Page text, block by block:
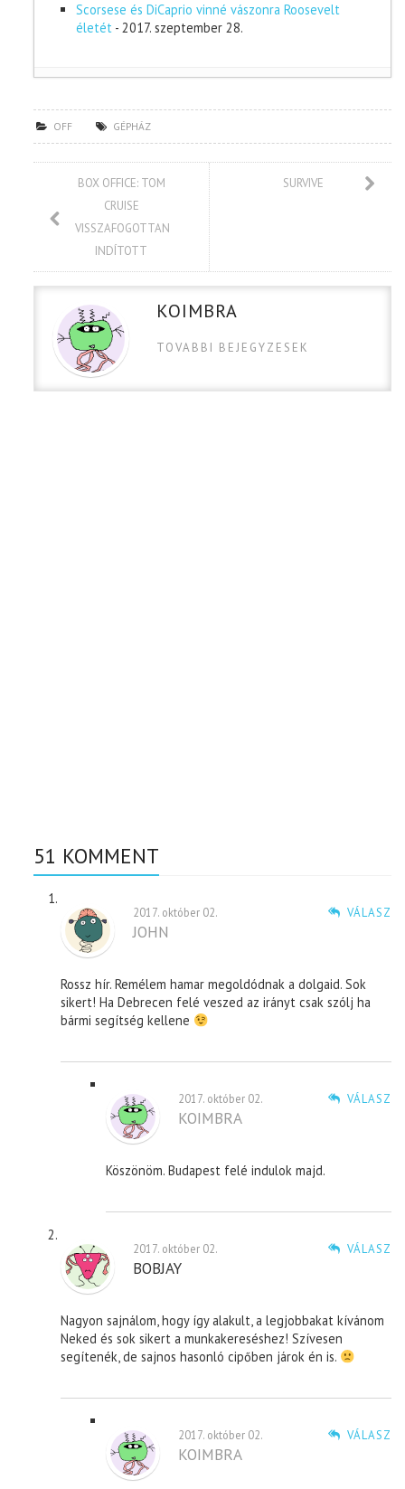
Scorsese és DiCaprio vinné vászonra Roosevelt
életét - 2017. szeptember 28.
OFF GÉPHÁZ
BOX OFFICE: TOM
CRUISE
VISSZAFOGOTTAN
INDÍTOTT
SURVIVE
KOIMBRA
TOVABBI BEJEGYZESEK
51 KOMMENT
VÁLASZ
2017. október 02.
JOHN
Rossz hír. Remélem hamar megoldódnak a dolgaid. Sok
sikert! Ha Debrecen felé veszed az irányt csak szólj ha
bármi segítség kellene
VÁLASZ
2017. október 02.
KOIMBRA
Köszönöm. Budapest felé indulok majd.
VÁLASZ
2017. október 02.
BOBJAY
Nagyon sajnálom, hogy így alakult, a legjobbakat kívánom
Neked és sok sikert a munkakereséshez! Szívesen
segítenék, de sajnos hasonló cipőben járok én is.
VÁLASZ
2017. október 02.
KOIMBRA